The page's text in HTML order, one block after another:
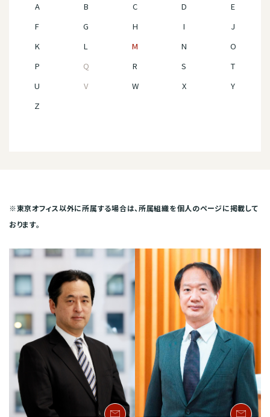
A B C D
E
F
G H I
J
K
L M N
O
P
Q R S
T
U
V W X
Y
Z
※東京オフィス以外に所属する場合は、所属組織を個人のページに掲載して
おります。